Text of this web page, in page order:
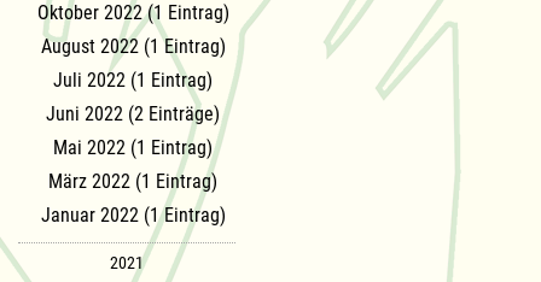
Oktober 2022 (1 Eintrag)
August 2022 (1 Eintrag)
Juli 2022 (1 Eintrag)
Juni 2022 (2 Einträge)
Mai 2022 (1 Eintrag)
März 2022 (1 Eintrag)
Januar 2022 (1 Eintrag)
2021